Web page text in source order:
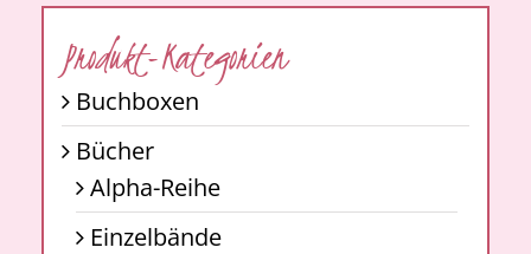
Produkt-Kategorien
Buchboxen
Bücher
Alpha-Reihe
Einzelbände